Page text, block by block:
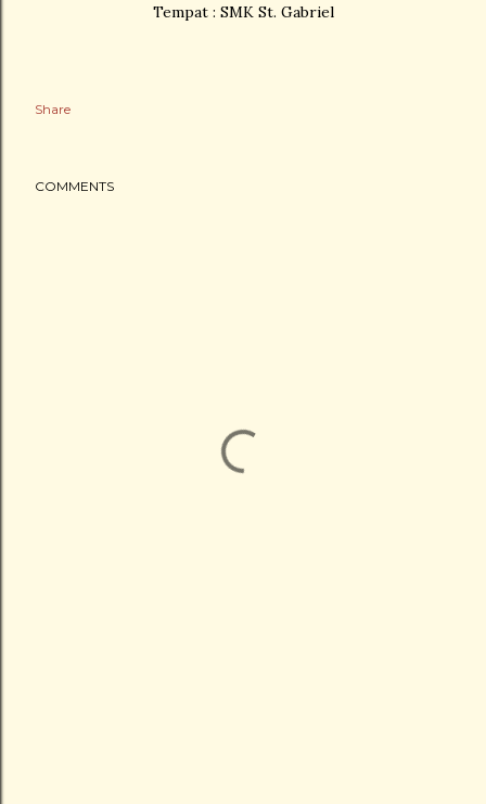
Tempat : SMK St. Gabriel
Share
COMMENTS